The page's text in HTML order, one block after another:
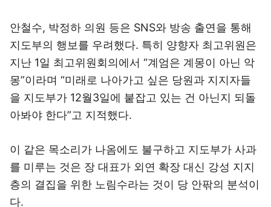
안철수, 박정하 의원 등은 SNS와 방송 출연을 통해
지도부의 행보를 우려했다. 특히 양향자 최고위원은
지난 1일 최고위원회의에서 “계엄은 계몽이 아닌 악
몽”이라며 “미래로 나아가고 싶은 당원과 지지자들
을 지도부가 12월3일에 붙잡고 있는 건 아닌지 되돌
아봐야 한다”고 지적했다.
이 같은 목소리가 나옴에도 불구하고 지도부가 사과
를 미루는 것은 장 대표가 외연 확장 대신 강성 지지
층의 결집을 위한 노림수라는 것이 당 안팎의 분석이
다.